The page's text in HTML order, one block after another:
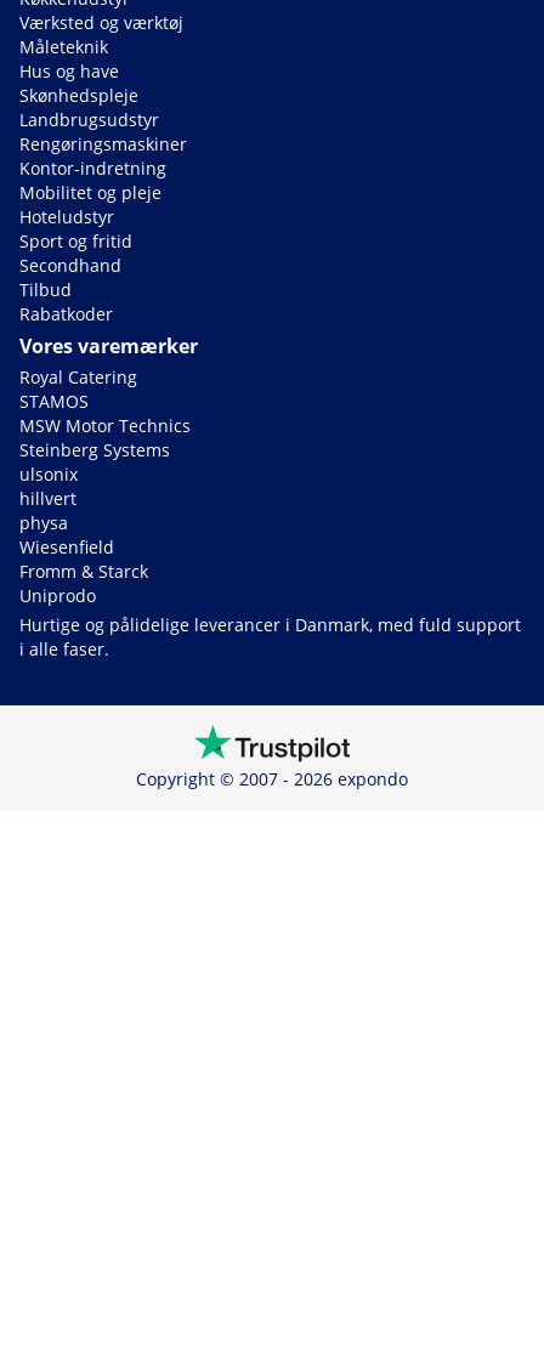
Værksted og værktøj
Måleteknik
Hus og have
Skønhedspleje
Landbrugsudstyr
Rengøringsmaskiner
Kontor-indretning
Mobilitet og pleje
Hoteludstyr
Sport og fritid
Secondhand
Tilbud
Rabatkoder
Vores varemærker
Royal Catering
STAMOS
MSW Motor Technics
Steinberg Systems
ulsonix
hillvert
physa
Wiesenfield
Fromm & Starck
Uniprodo
Hurtige og pålidelige leverancer i Danmark, med fuld support
i alle faser.
Copyright © 2007 - 2026 expondo